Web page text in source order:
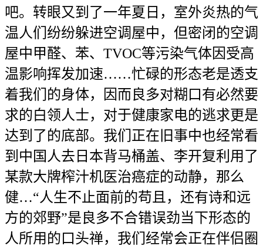
吧。转眼又到了一年夏日，室外炎热的气
温人们纷纷躲进空调屋中，但密闭的空调
屋中甲醛、苯、TVOC等污染气体因受高
温影响挥发加速……忙碌的形态老是透支
着我们的身体，因而良多对糊口有必然要
求的白领人士，对于健康家电的逃求更是
达到了的底部。我们正在旧事中也经常看
到中国人去日本背马桶盖、李开复利用了
某款大牌榨汁机医治癌症的动静，那么
健…“人生不止面前的苟且，还有诗和远
方的郊野”是良多不合错误劲当下形态的
人所用的口头禅，我们经常会正在伴侣圈